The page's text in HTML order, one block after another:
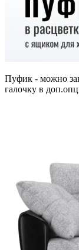
Пуфик - можно
галочку в